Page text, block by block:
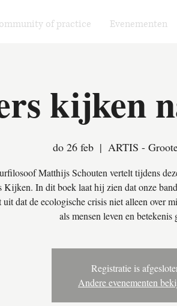
of practice Evenementen
kijken
do 26 feb
  |
ARTIS -
Matthijs Schouten vertelt tijdens
Kijken. In dit boek laat hij zien dat onze
dat de ecologische crisis niet alleen over
als mensen leven en betekenis
Registratie is
Andere evenementen